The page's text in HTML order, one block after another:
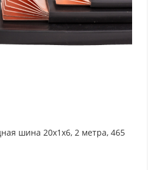
шина 20x1x6, 2 метра, 465